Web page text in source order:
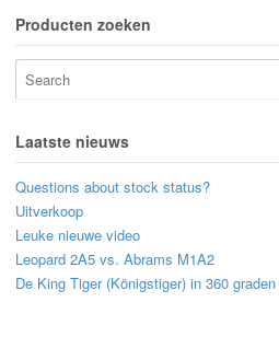
Producten zoeken
Laatste nieuws
Questions about stock status?
Uitverkoop
Leuke nieuwe video
Leopard 2A5 vs. Abrams M1A2
De King Tiger (Königstiger) in 360 graden